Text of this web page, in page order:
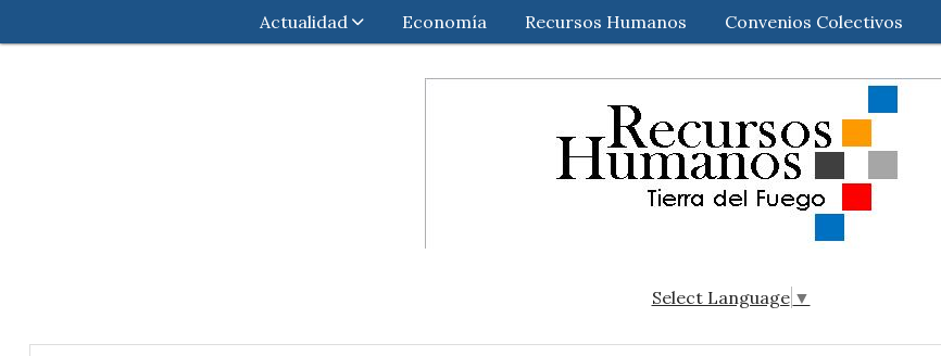
Select Language ▼
Actualidad Economía Recursos Humanos Convenios Colectivos